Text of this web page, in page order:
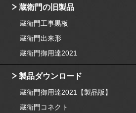
蔵衛門の旧製品
蔵衛門工事黒板
蔵衛門出来形
蔵衛門御用達2021
製品ダウンロード
蔵衛門御用達2021【製品版】
蔵衛門コネクト